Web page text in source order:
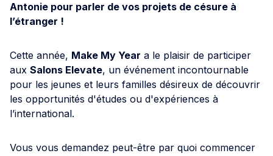
Antonie pour parler de vos projets de césure à
l’étranger !
Cette année, Make My Year a le plaisir de participer
aux Salons Elevate, un événement incontournable
pour les jeunes et leurs familles désireux de découvrir
les opportunités d'études ou d'expériences à
l’international.
Vous vous demandez peut-être par quoi commencer